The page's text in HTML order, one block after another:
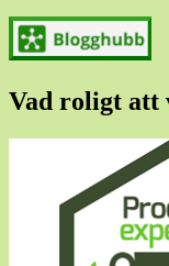
Vad roligt att